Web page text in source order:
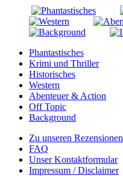
Phantastisches
Krimi und Thriller
Historisches
Western
Abenteuer & Action
Off Topic
Background
Zu unseren Rezensionen
FAQ
Unser Kontaktformular
Impressum / Disclaimer